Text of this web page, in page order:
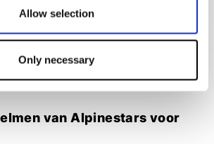
Allow selection
Only necessary
stevige buitenschaal, comfortabele
ventilatie zorgen ervoor dat je veilig kunt
van je helm zult hebben. Vrijwel alle
voor heren zijn licht van gewicht en
van Alpinestars voor